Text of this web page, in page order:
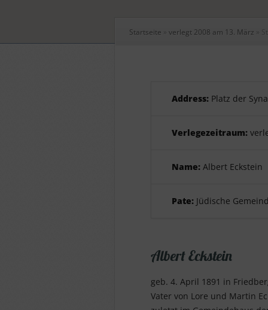
Startseite » verlegt 2008 am 13. März »
Address: Platz der
Verlegezeitraum:
Name: Albert Eckstein
Pate: Jüdische
Albert Eckstein
geb. 4. April 1891 in
Vater von Lore und Martin